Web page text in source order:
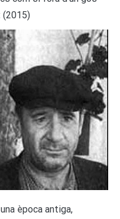
(2015)
època antiga,